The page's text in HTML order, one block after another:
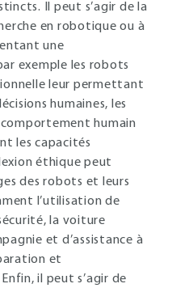
Il peut s’agir de la
en robotique ou à
une
exemple les robots
leur permettant
humaines, les
humain
les capacités
éthique peut
des robots et leurs
l’utilisation de
la voiture
et d’assistance à
et
il peut s’agir de